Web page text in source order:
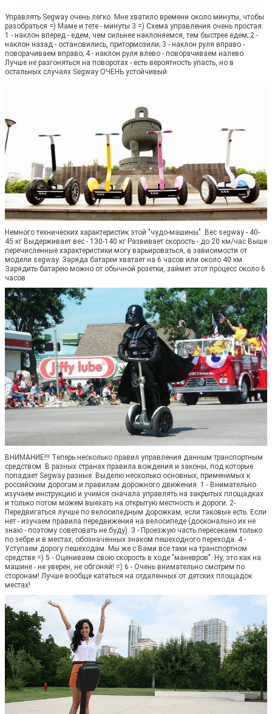
Управлять Segway очень легко. Мне хватило времени около минуты, чтобы
разобраться =) Маме и тете - минуты 3 =) Схема управления очень простая:
1 - наклон вперед - едем, чем сильнее наклоняемся, тем быстрее едем; 2 -
наклон назад - остановились, притормозили; 3 - наклон руля вправо -
поворачиваем вправо; 4 - наклон руля влево - поворачиваем налево.
Лучше не разгоняться на поворотах - есть вероятность упасть, но в
остальных случаях Segway ОЧЕНЬ устойчивый.
Немного технических характеристик этой "чудо-машины". Вес segway - 40-
45 кг Выдерживает вес - 130-140 кг Развивает скорость - до 20 км/час Выше
перечисленные характеристики могу варьироваться, в зависимости от
модели segway. Заряда батареи хватает на 6 часов или около 40 км.
Зарядить батарею можно от обычной розетки, займет этот процесс около 6
часов.
ВНИМАНИЕ!!! Теперь несколько правил управления данным транспортным
средством. В разных странах правила вождения и законы, под которые
попадает Segway разные. Выделю несколько основных, применимых к
российским дорогам и правилам дорожного движения. 1 - Внимательно
изучаем инструкцию и учимся сначала управлять на закрытых площадках
и только потом можем выехать на открытую местность и дороги. 2-
Передвигаться лучше по велосипедным дорожкам, если таковые есть. Если
нет - изучаем правила передвижения на велосипеде (досконально их не
знаю - поэтому советовать не буду). 3 - Проезжую часть пересекаем только
по зебре и в местах, обозначенных знаком пешеходного перехода. 4 -
Уступаем дорогу пешеходам. Мы же с Вами все таки на транспортном
средстве =) 5 - Оцениваем свою скорость в ходе "маневров". Ну, это как на
машине - не уверен, не обгоняй! =) 6 - Очень внимательно смотрим по
сторонам! Лучше вообще кататься на отдаленных от детских площадок
местах!